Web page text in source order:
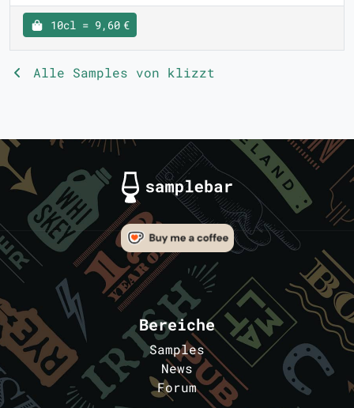
10cl = 9,60 €
Alle Samples von klizzt
Bereiche
Samples
News
Forum